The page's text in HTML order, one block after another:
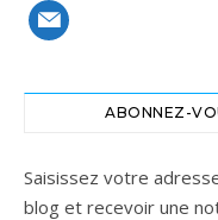
mail
ABONNEZ-
Saisissez votre
blog et recevoir une